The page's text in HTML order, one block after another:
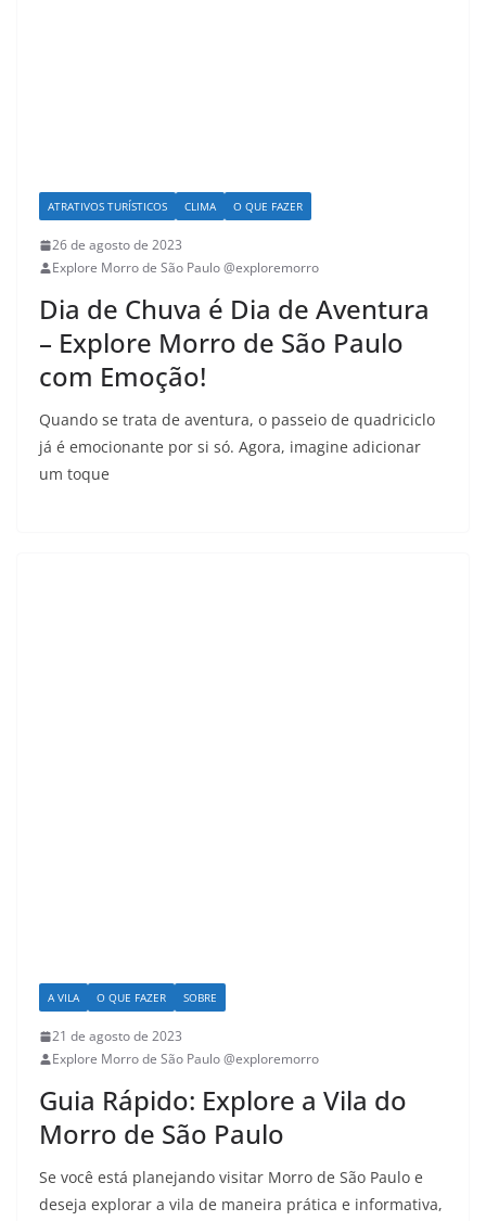
ATRATIVOS TURÍSTICOS CLIMA O QUE FAZER
26 de agosto de 2023
Explore Morro de São Paulo @exploremorro
Dia de Chuva é Dia de Aventura
– Explore Morro de São Paulo
com Emoção!
Quando se trata de aventura, o passeio de quadriciclo
já é emocionante por si só. Agora, imagine adicionar
um toque
A VILA O QUE FAZER SOBRE
21 de agosto de 2023
Explore Morro de São Paulo @exploremorro
Guia Rápido: Explore a Vila do
Morro de São Paulo
Se você está planejando visitar Morro de São Paulo e
deseja explorar a vila de maneira prática e informativa,